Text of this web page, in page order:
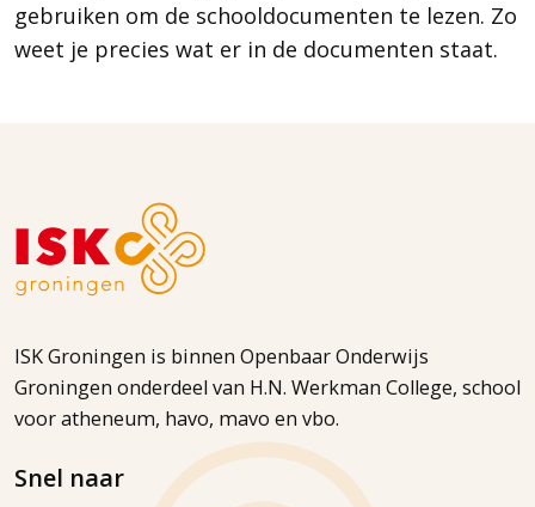
gebruiken om de schooldocumenten te lezen. Zo
weet je precies wat er in de documenten staat.
ISK Groningen is binnen Openbaar Onderwijs
Groningen onderdeel van H.N. Werkman College, school
voor atheneum, havo, mavo en vbo.
Snel naar